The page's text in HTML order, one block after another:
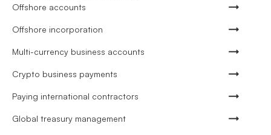
Offshore accounts
Offshore incorporation
Multi-currency business accounts
Crypto business payments
Paying international contractors
Global treasury management